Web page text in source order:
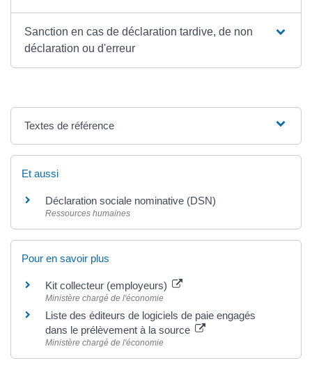
Sanction en cas de déclaration tardive, de non
déclaration ou d'erreur
Textes de référence
Et aussi
Déclaration sociale nominative (DSN)
Ressources humaines
Pour en savoir plus
Kit collecteur (employeurs)
Ministère chargé de l'économie
Liste des éditeurs de logiciels de paie engagés
dans le prélèvement à la source
Ministère chargé de l'économie